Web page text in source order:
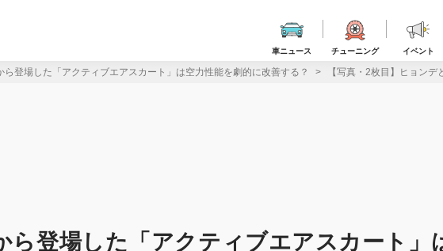
車ニュース チューニング イベント
ら登場した「アクティブエアスカート」は空力性能を劇的に改善する？ 【写真・2枚目】ヒョン
ら登場した「アクティブエアスカート」